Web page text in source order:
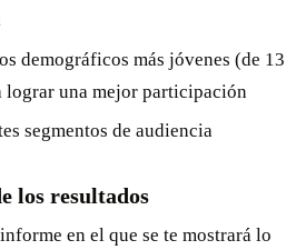
demográficos más jóvenes (de 13
lograr una mejor participación
segmentos de audiencia
los resultados
en el que se te mostrará lo